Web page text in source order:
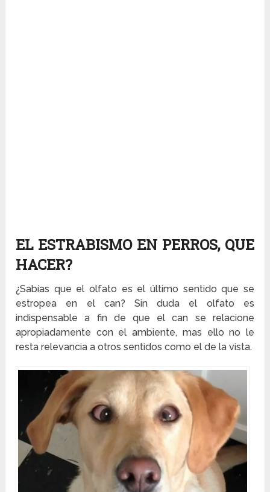
EL ESTRABISMO EN PERROS, QUE
HACER?
¿Sabías que el olfato es el último sentido que se
estropea en el can? Sin duda el olfato es
indispensable a fin de que el can se relacione
apropiadamente con el ambiente, mas ello no le
resta relevancia a otros sentidos como el de la vista.